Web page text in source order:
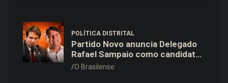
POLÍTICA DISTRITAL
Partido Novo anuncia Delegado
Rafael Sampaio como candidato
a vice-governador na chapa de
O Brasilense